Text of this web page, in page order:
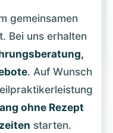
gemeinsamen
Bei uns erhalten
. Auf Wunsch
ohne Rezept
starten.